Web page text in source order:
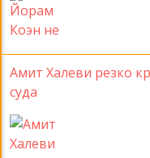
Амит Халеви резко
суда